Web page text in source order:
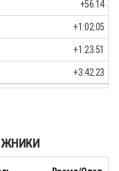
+56.14
+1:02.05
+1:23.51
+3:42.23